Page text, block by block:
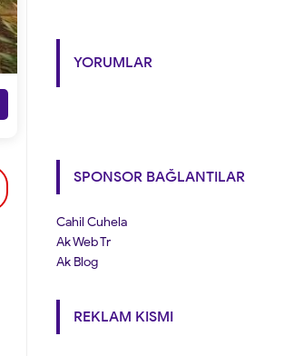
YORUMLAR
SPONSOR BAĞLANTILAR
Cahil Cuhela
Ak Web Tr
Ak Blog
REKLAM KISMI